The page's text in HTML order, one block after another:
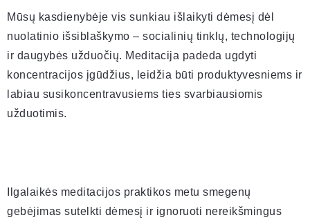
Mūsų kasdienybėje vis sunkiau išlaikyti dėmesį dėl
nuolatinio išsiblaškymo – socialinių tinklų, technologijų
ir daugybės užduočių. Meditacija padeda ugdyti
koncentracijos įgūdžius, leidžia būti produktyvesniems ir
labiau susikoncentravusiems ties svarbiausiomis
užduotimis.
Ilgalaikės meditacijos praktikos metu smegenų
gebėjimas sutelkti dėmesį ir ignoruoti nereikšmingus